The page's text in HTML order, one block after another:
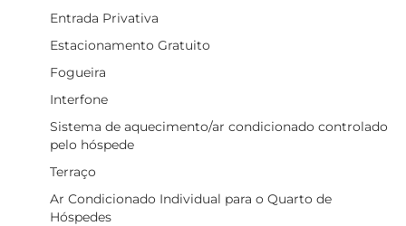
Entrada Privativa
Estacionamento Gratuito
Fogueira
Interfone
Sistema de aquecimento/ar condicionado controlado
pelo hóspede
Terraço
Ar Condicionado Individual para o Quarto de
Hóspedes